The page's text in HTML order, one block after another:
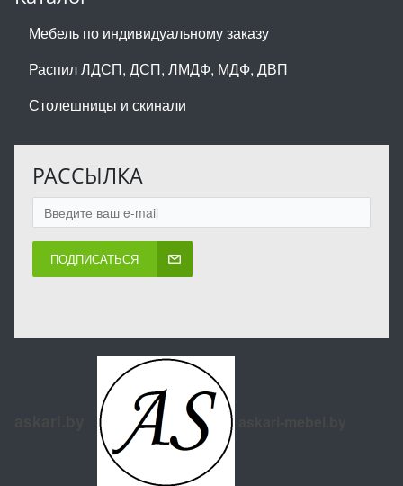
Мебель по индивидуальному заказу
Распил ЛДСП, ДСП, ЛМДФ, МДФ, ДВП
Столешницы и скинали
РАССЫЛКА
ПОДПИСАТЬСЯ